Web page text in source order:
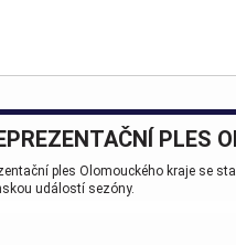
ples Olomouckého kraje se
událostí sezóny.